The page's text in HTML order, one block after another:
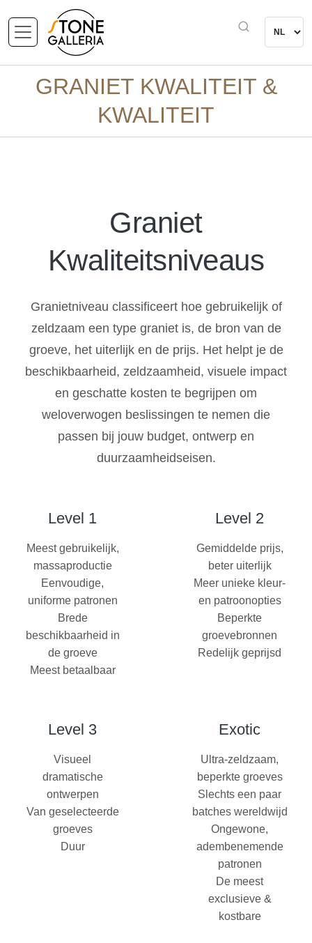
GRANIET KWALITEIT &
KWALITEIT
Graniet
Kwaliteitsniveaus
Granietniveau classificeert hoe gebruikelijk of
zeldzaam een type graniet is, de bron van de
groeve, het uiterlijk en de prijs. Het helpt je de
beschikbaarheid, zeldzaamheid, visuele impact
en geschatte kosten te begrijpen om
weloverwogen beslissingen te nemen die
passen bij jouw budget, ontwerp en
duurzaamheidseisen.
Level 1
Meest gebruikelijk,
massaproductie
Eenvoudige,
uniforme patronen
Brede
beschikbaarheid in
de groeve
Meest betaalbaar
Level 2
Gemiddelde prijs,
beter uiterlijk
Meer unieke kleur-
en patroonopties
Beperkte
groevebronnen
Redelijk geprijsd
Level 3
Visueel
dramatische
ontwerpen
Van geselecteerde
groeves
Duur
Exotic
Ultra-zeldzaam,
beperkte groeves
Slechts een paar
batches wereldwijd
Ongewone,
adembenemende
patronen
De meest
exclusieve &
kostbare